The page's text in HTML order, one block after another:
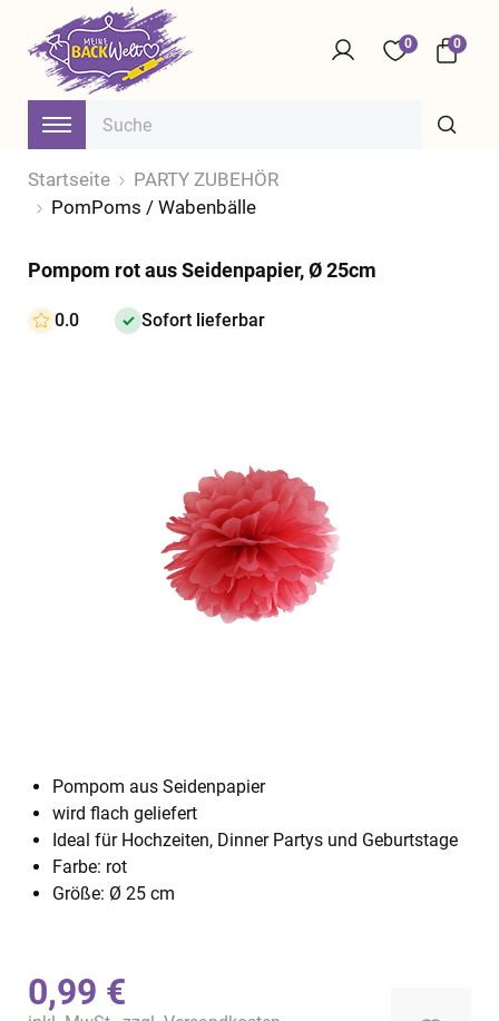
0 0
Startseite
PARTY ZUBEHÖR
PomPoms / Wabenbälle
Pompom rot aus Seidenpapier, Ø 25cm
0.0 Sofort lieferbar
Pompom aus Seidenpapier
wird flach geliefert
Ideal für Hochzeiten, Dinner Partys und Geburtstage
Farbe: rot
Größe: Ø 25 cm
0,99 €